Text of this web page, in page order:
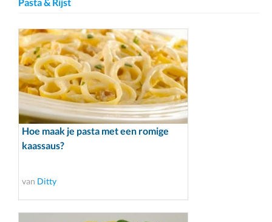
Hoe maak je pasta met een romige
kaassaus?
van Ditty